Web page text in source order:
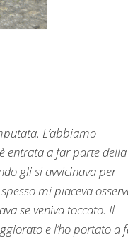
L’abbiamo
entrata a far parte della
gli si avvicinava per
mi piaceva
se veniva toccato. Il
e l’ho portato a